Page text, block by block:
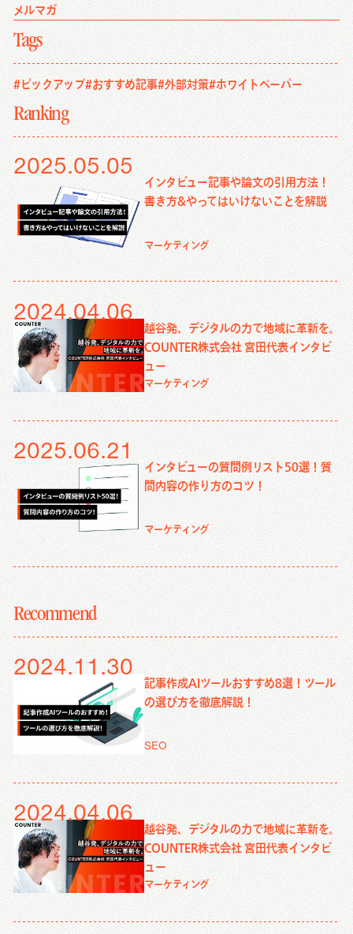
メルマガ
Tags
#ピックアップ#おすすめ記事#外部対策#ホワイトペーパー
Ranking
2025.05.05
インタビュー記事や論文の引用方法！
書き方&やってはいけないことを解説
マーケティング
2024.04.06
越谷発、デジタルの力で地域に革新を。
COUNTER株式会社 宮田代表インタビ
ュー
マーケティング
2025.06.21
インタビューの質問例リスト50選！質
問内容の作り方のコツ！
マーケティング
Recommend
2024.11.30
記事作成AIツールおすすめ8選！ツール
の選び方を徹底解説！
SEO
2024.04.06
越谷発、デジタルの力で地域に革新を。
COUNTER株式会社 宮田代表インタビ
ュー
マーケティング